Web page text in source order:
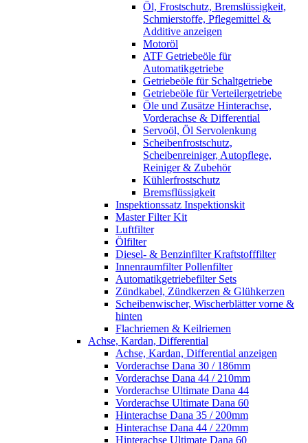
Öl, Frostschutz, Bremslüssigkeit,
Schmierstoffe, Pflegemittel &
Additive anzeigen
Motoröl
ATF Getriebeöle für
Automatikgetriebe
Getriebeöle für Schaltgetriebe
Getriebeöle für Verteilergetriebe
Öle und Zusätze Hinterachse,
Vorderachse & Differential
Servoöl, Öl Servolenkung
Scheibenfrostschutz,
Scheibenreiniger, Autopflege,
Reiniger & Zubehör
Kühlerfrostschutz
Bremsflüssigkeit
Inspektionssatz Inspektionskit
Master Filter Kit
Luftfilter
Ölfilter
Diesel- & Benzinfilter Kraftstofffilter
Innenraumfilter Pollenfilter
Automatikgetriebefilter Sets
Zündkabel, Zündkerzen & Glühkerzen
Scheibenwischer, Wischerblätter vorne &
hinten
Flachriemen & Keilriemen
Achse, Kardan, Differential
Achse, Kardan, Differential anzeigen
Vorderachse Dana 30 / 186mm
Vorderachse Dana 44 / 210mm
Vorderachse Ultimate Dana 44
Vorderachse Ultimate Dana 60
Hinterachse Dana 35 / 200mm
Hinterachse Dana 44 / 220mm
Hinterachse Ultimate Dana 60